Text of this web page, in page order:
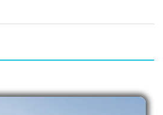
АУДИТ